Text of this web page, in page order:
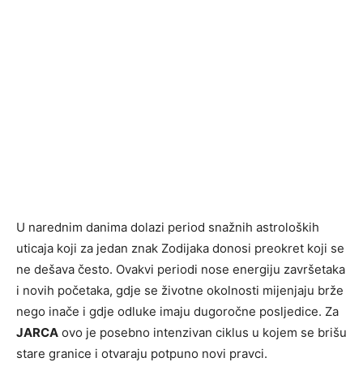
U narednim danima dolazi period snažnih astroloških
uticaja koji za jedan znak Zodijaka donosi preokret koji se
ne dešava često. Ovakvi periodi nose energiju završetaka
i novih početaka, gdje se životne okolnosti mijenjaju brže
nego inače i gdje odluke imaju dugoročne posljedice. Za
JARCA ovo je posebno intenzivan ciklus u kojem se brišu
stare granice i otvaraju potpuno novi pravci.